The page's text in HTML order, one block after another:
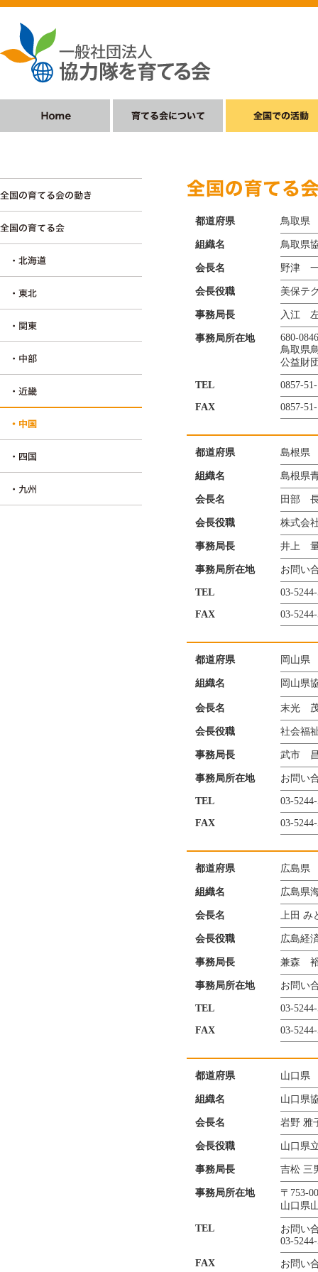
都道府県 鳥取県
組織名 鳥取県
会長名 野津
会長役職 美保テ
事務局長 入江
事務局所在地
680-0846
鳥取県
公益財
TEL 0857-
FAX 0857-
都道府県 島根県
組織名 島根県
会長名 田部
会長役職 株式会
事務局長 井上
事務局所在地 お問い
TEL 03-
FAX 03-
都道府県 岡山県
組織名 岡山県
会長名 末光
会長役職 社会福
事務局長 武市
事務局所在地 お問い
TEL 03-
FAX 03-
都道府県 広島県
組織名 広島県
会長名 上田 み
会長役職 広島経
事務局長 兼森
事務局所在地 お問い
TEL 03-
FAX 03-
都道府県 山口県
組織名 山口県
会長名 岩野 雅
会長役職 山口県
事務局長 吉松 三
事務局所在地
〒753-
山口県
TEL
お問い
03-
FAX
お問い